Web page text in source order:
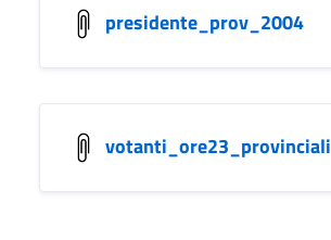
presidente_prov_2004
votanti_ore23_provinciali